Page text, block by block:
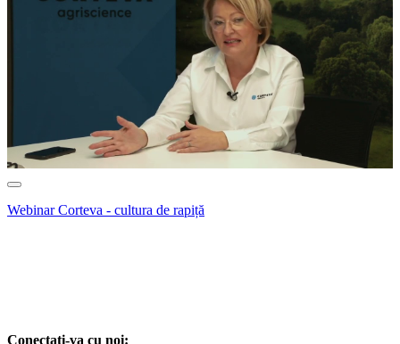
Webinar Corteva - cultura de rapiță
Conectati-va cu noi: